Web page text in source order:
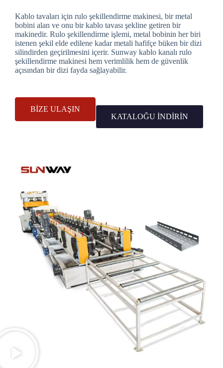
Kablo tavaları için rulo şekillendirme makinesi, bir metal
bobini alan ve onu bir kablo tavası şekline getiren bir
makinedir. Rulo şekillendirme işlemi, metal bobinin her biri
istenen şekil elde edilene kadar metali hafifçe büken bir dizi
silindirden geçirilmesini içerir. Sunway kablo kanalı rulo
şekillendirme makinesi hem verimlilik hem de güvenlik
açısından bir dizi fayda sağlayabilir.
BİZE ULAŞIN
KATALOĞU INDIRIN